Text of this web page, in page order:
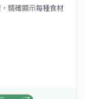
精確顯示每種食材